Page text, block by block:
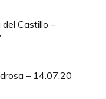
Castillo –
– 14.07.20